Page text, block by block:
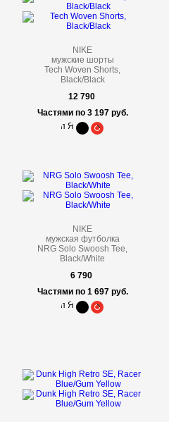
NIKE
мужские шорты
Tech Woven Shorts,
Black/Black
12 790
Частями по 3 197 руб.
NIKE
мужская футболка
NRG Solo Swoosh Tee,
Black/White
6 790
Частями по 1 697 руб.